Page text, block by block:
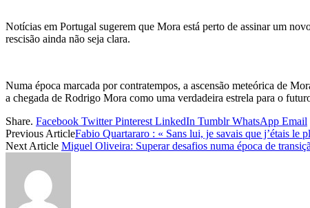
Notícias em Portugal sugerem que Mora está perto de assinar um
rescisão ainda não seja clara.
Numa época marcada por contratempos, a ascensão meteórica de
a chegada de Rodrigo Mora como uma verdadeira estrela para o
Share. Facebook Twitter Pinterest LinkedIn Tumblr WhatsApp Email
Previous ArticleFabio Quartararo : « Sans lui, je savais que j’étais le
Next Article Miguel Oliveira: Superar desafios numa época de